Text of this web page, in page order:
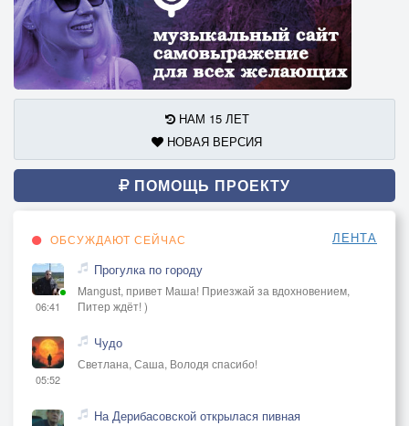
НАМ 15 ЛЕТ
НОВАЯ ВЕРСИЯ
ПОМОЩЬ ПРОЕКТУ
ОБСУЖДАЮТ СЕЙЧАС ЛЕНТА
06:41
Прогулка по городу
Mangust, привет Маша! Приезжай за вдохновением,
Питер ждёт! )
05:52
Чудо
Светлана, Саша, Володя спасибо!
На Дерибасовской открылася пивная